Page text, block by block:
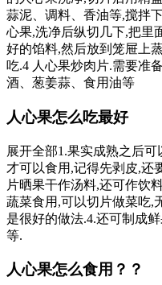
蒜泥、调料、香油等,搅拌
心果,洗净后纵切几下,把里
好的馅料,然后放到笼屉上
吃.4 人心果炒肉片.需要准
酒、葱姜蒜、食用油等
人心果怎么吃最好
展开全部1.果实成熟之后
才可以食用,记得先剥皮,还
片晒果干作汤料,还可作饮
蔬菜食用,可以切片做菜吃,
是很好的做法.4.还可制成
等.
人心果怎么食用？？